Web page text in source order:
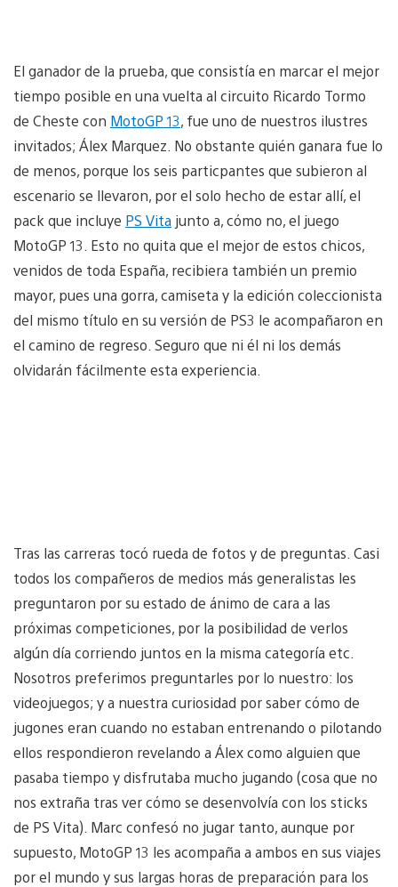
El ganador de la prueba, que consistía en marcar el mejor
tiempo posible en una vuelta al circuito Ricardo Tormo
de Cheste con MotoGP 13, fue uno de nuestros ilustres
invitados; Álex Marquez. No obstante quién ganara fue lo
de menos, porque los seis particpantes que subieron al
escenario se llevaron, por el solo hecho de estar allí, el
pack que incluye PS Vita junto a, cómo no, el juego
MotoGP 13. Esto no quita que el mejor de estos chicos,
venidos de toda España, recibiera también un premio
mayor, pues una gorra, camiseta y la edición coleccionista
del mismo título en su versión de PS3 le acompañaron en
el camino de regreso. Seguro que ni él ni los demás
olvidarán fácilmente esta experiencia.
Tras las carreras tocó rueda de fotos y de preguntas. Casi
todos los compañeros de medios más generalistas les
preguntaron por su estado de ánimo de cara a las
próximas competiciones, por la posibilidad de verlos
algún día corriendo juntos en la misma categoría etc.
Nosotros preferimos preguntarles por lo nuestro: los
videojuegos; y a nuestra curiosidad por saber cómo de
jugones eran cuando no estaban entrenando o pilotando
ellos respondieron revelando a Álex como alguien que
pasaba tiempo y disfrutaba mucho jugando (cosa que no
nos extraña tras ver cómo se desenvolvía con los sticks
de PS Vita). Marc confesó no jugar tanto, aunque por
supuesto, MotoGP 13 les acompaña a ambos en sus viajes
por el mundo y sus largas horas de preparación para los